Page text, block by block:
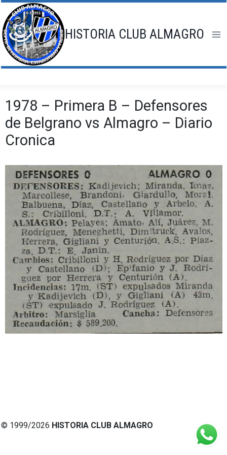
Saltar
al
contenido
HISTORIA CLUB ALMAGRO
1978 – Primera B – Defensores
de Belgrano vs Almagro – Diario
Cronica
© 1999/2026 HISTORIA CLUB ALMAGRO